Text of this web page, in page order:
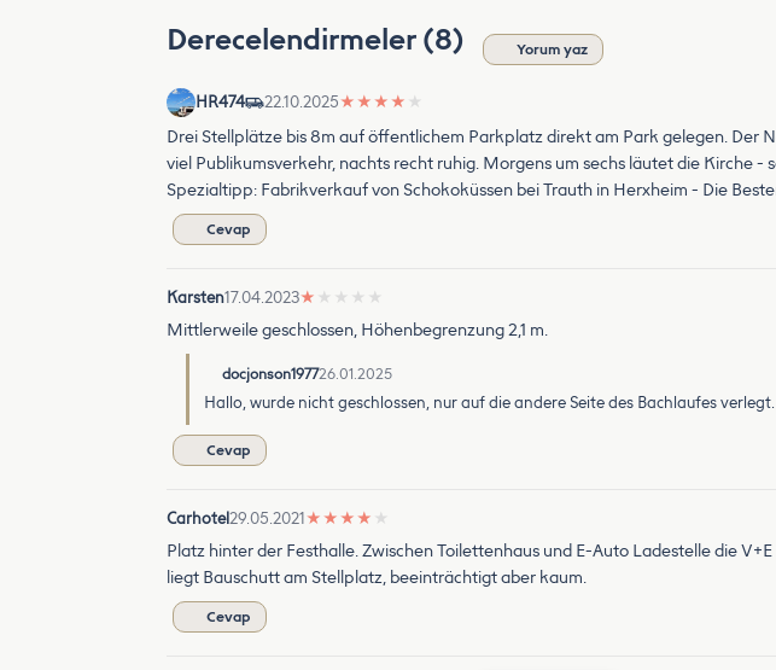
Derecelendirmeler (8) Yorum yaz
HR474 22.10.2025★ ★ ★ ★ ★
Drei Stellplätze bis 8m auf öffentlichem Parkplatz direkt am Park gelegen. Der
viel Publikumsverkehr, nachts recht ruhig. Morgens um sechs läutet die Kirche
Spezialtipp: Fabrikverkauf von Schokoküssen bei Trauth in Herxheim - Die
Cevap
Karsten17.04.2023★ ★ ★ ★ ★
Mittlerweile geschlossen, Höhenbegrenzung 2,1 m.
docjonson197726.01.2025
Hallo, wurde nicht geschlossen, nur auf die andere Seite des Bachlaufes
Cevap
Carhotel29.05.2021 ★ ★ ★ ★ ★
Platz hinter der Festhalle. Zwischen Toilettenhaus und E-Auto Ladestelle die
liegt Bauschutt am Stellplatz, beeinträchtigt aber kaum.
Cevap